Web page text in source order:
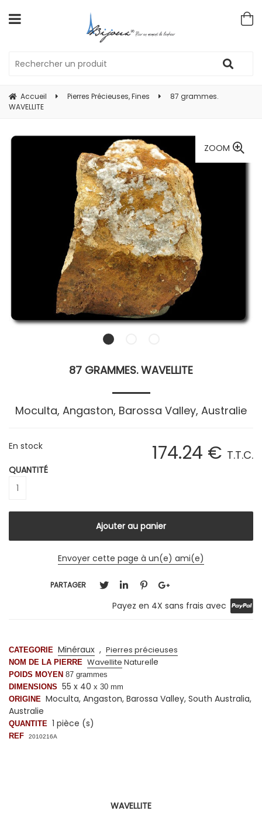
Accueil Pierres Précieuses, Fines
87 grammes.
WAVELLITE
ZOOM
87 GRAMMES. WAVELLITE
Moculta, Angaston, Barossa Valley, Australie
174.24 € T.T.C.
En stock
QUANTITÉ
Envoyer cette page à un(e) ami(e)
PARTAGER
Payez en 4X sans frais avec
CATEGORIE Minéraux , Pierres précieuses
NOM DE LA PIERRE Wavellite Naturelle
POIDS MOYEN 87 grammes
DIMENSIONS 55 x 40 x 30 mm
ORIGINE Moculta, Angaston, Barossa Valley, South Australia,
Australie
QUANTITE 1 pièce (s)
REF 2010216A
WAVELLITE